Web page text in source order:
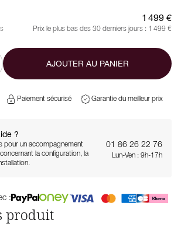
1 499 €
Prix le plus bas des 30 derniers jours : 1 499 €
AJOUTER AU PANIER
Paiement sécurisé Garantie du meilleur prix
?
pour un accompagnement
la configuration, la
01 86 26 22 76
Lun-Ven : 9h-17h
:
produit